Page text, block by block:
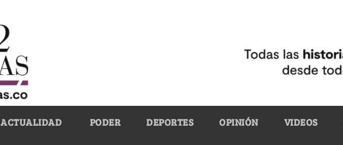
ACTUALIDAD PODER DEPORTES OPINIÓN VIDEOS